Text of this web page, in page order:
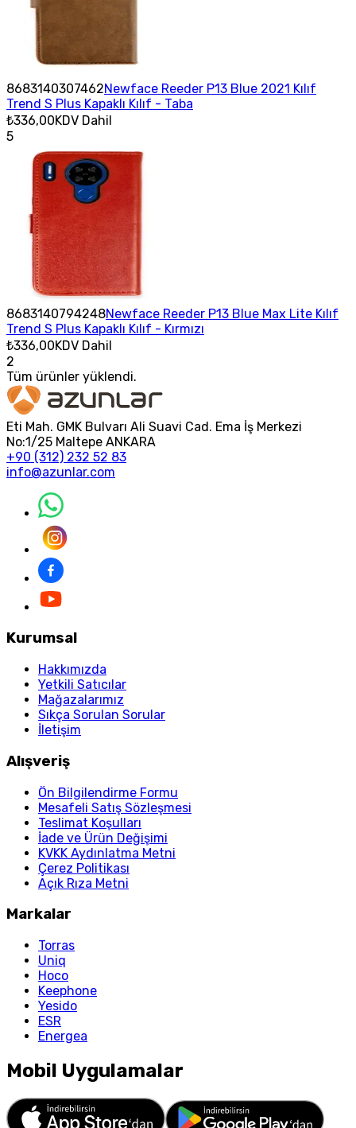
8683140307462Newface Reeder P13 Blue 2021 Kılıf
Trend S Plus Kapaklı Kılıf - Taba
₺336,00KDV Dahil
5
8683140794248Newface Reeder P13 Blue Max Lite Kılıf
Trend S Plus Kapaklı Kılıf - Kırmızı
₺336,00KDV Dahil
2
Tüm ürünler yüklendi.
Eti Mah. GMK Bulvarı Ali Suavi Cad. Ema İş Merkezi
No:1/25 Maltepe ANKARA
+90 (312) 232 52 83
info@azunlar.com
Kurumsal
Hakkımızda
Yetkili Satıcılar
Mağazalarımız
Sıkça Sorulan Sorular
İletişim
Alışveriş
Ön Bilgilendirme Formu
Mesafeli Satış Sözleşmesi
Teslimat Koşulları
İade ve Ürün Değişimi
KVKK Aydınlatma Metni
Çerez Politikası
Açık Rıza Metni
Markalar
Torras
Uniq
Hoco
Keephone
Yesido
ESR
Energea
Mobil Uygulamalar